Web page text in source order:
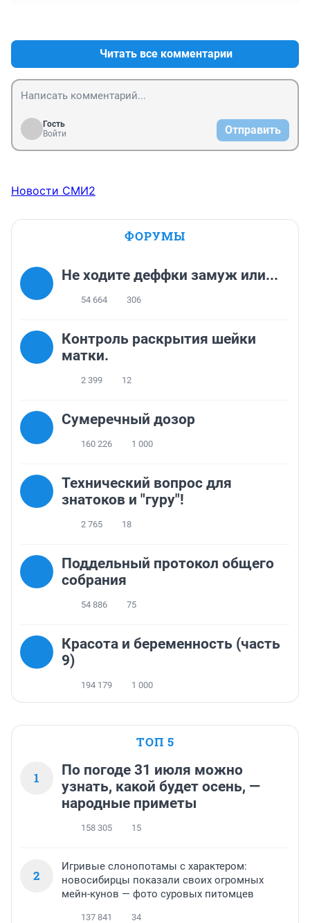
Читать все комментарии
Гость
Войти
Отправить
Новости СМИ2
ФОРУМЫ
Не ходите деффки замуж или...
54 664 306
Контроль раскрытия шейки
матки.
2 399 12
Сумеречный дозор
160 226 1 000
Технический вопрос для
знатоков и "гуру"!
2 765 18
Поддельный протокол общего
собрания
54 886 75
Красота и беременность (часть
9)
194 179 1 000
ТОП 5
1
По погоде 31 июля можно
узнать, какой будет осень, —
народные приметы
158 305 15
2
Игривые слонопотамы с характером:
новосибирцы показали своих огромных
мейн-кунов — фото суровых питомцев
137 841 34